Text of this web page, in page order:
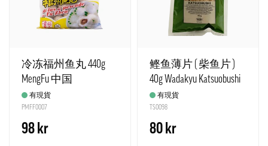
冷冻福州鱼丸 440g
MengFu 中国
有現貨
PMFF0007
98 kr
鲣鱼薄片 ( 柴鱼片 )
40g Wadakyu Katsuobushi
日本有現貨
TS0098
80 kr